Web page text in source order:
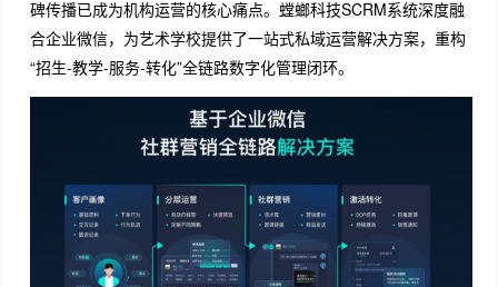
碑传播已成为机构运营的核心痛点。螳螂科技SCRM系统深度融
合企业微信，为艺术学校提供了一站式私域运营解决方案，重构
“招生-教学-服务-转化”全链路数字化管理闭环。